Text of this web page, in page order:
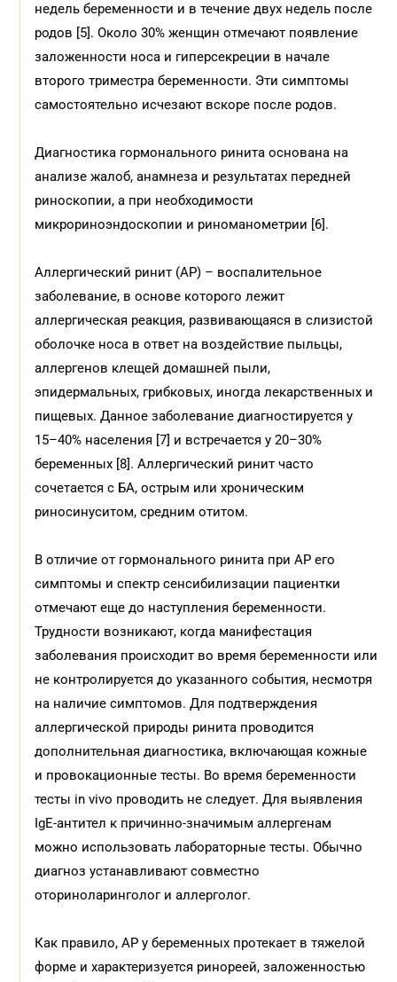
недель беременности и в течение двух недель после
родов [5]. Около 30% женщин отмечают появление
заложенности носа и гиперсекреции в начале
второго триместра беременности. Эти симптомы
самостоятельно исчезают вскоре после родов.
Диагностика гормонального ринита основана на
анализе жалоб, анамнеза и результатах передней
риноскопии, а при необходимости
микрориноэндоскопии и риноманометрии [6].
Аллергический ринит (АР) – воспалительное
заболевание, в основе которого лежит
аллергическая реакция, развивающаяся в слизистой
оболочке носа в ответ на воздействие пыльцы,
аллергенов клещей домашней пыли,
эпидермальных, грибковых, иногда лекарственных и
пищевых. Данное заболевание диагностируется у
15–40% населения [7] и встречается у 20–30%
беременных [8]. Аллергический ринит часто
сочетается с БА, острым или хроническим
риносинуситом, средним отитом.
В отличие от гормонального ринита при АР его
симптомы и спектр сенсибилизации пациентки
отмечают еще до наступления беременности.
Трудности возникают, когда манифестация
заболевания происходит во время беременности или
не контролируется до указанного события, несмотря
на наличие симптомов. Для подтверждения
аллергической природы ринита проводится
дополнительная диагностика, включающая кожные
и провокационные тесты. Во время беременности
тесты in vivo проводить не следует. Для выявления
IgE-антител к причинно-значимым аллергенам
можно использовать лабораторные тесты. Обычно
диагноз устанавливают совместно
оториноларинголог и аллерголог.
Как правило, АР у беременных протекает в тяжелой
форме и характеризуется ринореей, заложенностью